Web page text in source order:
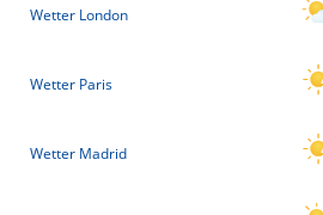
Wetter London
Wetter Paris
Wetter Madrid